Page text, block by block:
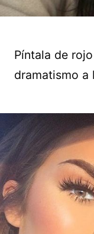
Píntala de
dramatismo a